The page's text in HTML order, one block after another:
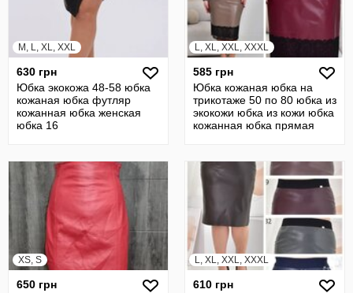
M, L, XL, XXL
630 грн
Юбка экокожа 48-58 юбка
кожаная юбка футляр
кожанная юбка женская
юбка 16
L, XL, XXL, XXXL
585 грн
Юбка кожаная юбка на
трикотаже 50 по 80 юбка из
экокожи юбка из кожи юбка
кожанная юбка прямая
XS, S
650 грн
L, XL, XXL, XXXL
610 грн